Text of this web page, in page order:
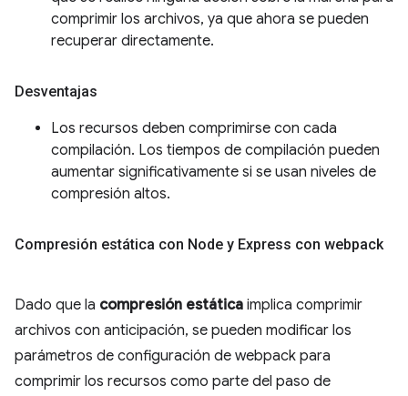
comprimir los archivos, ya que ahora se pueden
recuperar directamente.
Desventajas
Los recursos deben comprimirse con cada
compilación. Los tiempos de compilación pueden
aumentar significativamente si se usan niveles de
compresión altos.
Compresión estática con Node y Express con webpack
Dado que la compresión estática implica comprimir
archivos con anticipación, se pueden modificar los
parámetros de configuración de webpack para
comprimir los recursos como parte del paso de